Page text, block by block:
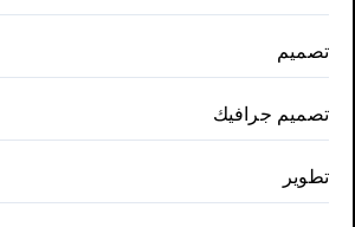
تصميم
تصميم جرافيك
تطوير